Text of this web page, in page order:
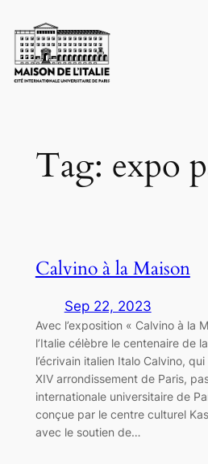
to
content
Tag: expo
Calvino à la Maison
Sep 22, 2023
Avec l’exposition « Calvino à la
l’Italie célèbre le centenaire de
l’écrivain italien Italo Calvino,
XIV arrondissement de Paris,
internationale universitaire de
conçue par le centre culturel
avec le soutien de…